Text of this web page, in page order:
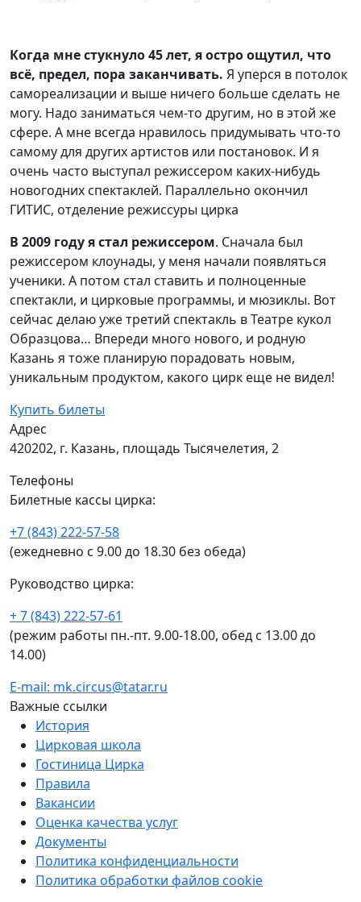
Когда мне стукнуло 45 лет, я остро ощутил, что
всё, предел, пора заканчивать. Я уперся в потолок
самореализации и выше ничего больше сделать не
могу. Надо заниматься чем-то другим, но в этой же
сфере. А мне всегда нравилось придумывать что-то
самому для других артистов или постановок. И я
очень часто выступал режиссером каких-нибудь
новогодних спектаклей. Параллельно окончил
ГИТИС, отделение режиссуры цирка
В 2009 году я стал режиссером. Сначала был
режиссером клоунады, у меня начали появляться
ученики. А потом стал ставить и полноценные
спектакли, и цирковые программы, и мюзиклы. Вот
сейчас делаю уже третий спектакль в Театре кукол
Образцова… Впереди много нового, и родную
Казань я тоже планирую порадовать новым,
уникальным продуктом, какого цирк еще не видел!
Купить билеты
Адрес
420202, г. Казань, площадь Тысячелетия, 2
Телефоны
Билетные кассы цирка:
+7 (843) 222-57-58
(ежедневно с 9.00 до 18.30 без обеда)
Руководство цирка:
+ 7 (843) 222-57-61
(режим работы пн.-пт. 9.00-18.00, обед с 13.00 до
14.00)
E-mail: mk.circus@tatar.ru
Важные ссылки
История
Цирковая школа
Гостиница Цирка
Правила
Вакансии
Оценка качества услуг
Документы
Политика конфиденциальности
Политика обработки файлов cookie